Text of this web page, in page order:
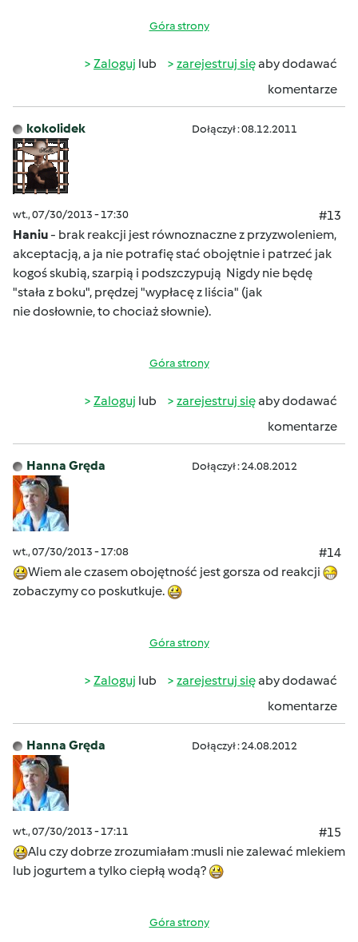
Góra strony
Zaloguj lub zarejestruj sięaby dodawać
komentarze
kokolidek Dołączył : 08.12.2011
wt., 07/30/2013 - 17:30
#13
Haniu- brak reakcji jest równoznaczne z przyzwoleniem,
akceptacją, a ja nie potrafię stać obojętnie i patrzeć jak
kogoś skubią, szarpią i podszczypują Nigdy nie będę
"stała z boku", prędzej "wypłacę z liścia" (jak
nie dosłownie, to chociaż słownie).
Góra strony
Zaloguj lub zarejestruj sięaby dodawać
komentarze
Hanna Gręda Dołączył : 24.08.2012
wt., 07/30/2013 - 17:08
#14
Wiem ale czasem obojętność jest gorsza od reakcji
zobaczymy co poskutkuje.
Góra strony
Zaloguj lub zarejestruj sięaby dodawać
komentarze
Hanna Gręda Dołączył : 24.08.2012
wt., 07/30/2013 - 17:11
#15
Alu czy dobrze zrozumiałam :musli nie zalewać mlekiem
lub jogurtem a tylko ciepłą wodą?
Góra strony